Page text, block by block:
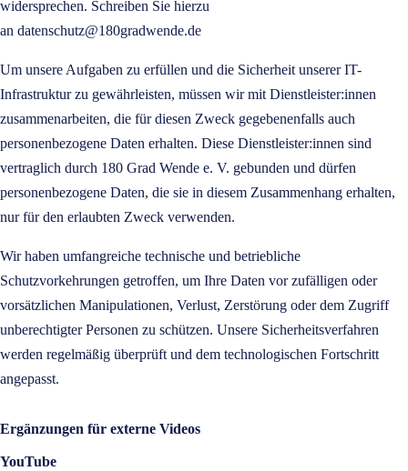
widersprechen. Schreiben Sie hierzu
an datenschutz@180gradwende.de
Um unsere Aufgaben zu erfüllen und die Sicherheit unserer IT-
Infrastruktur zu gewährleisten, müssen wir mit Dienstleister:innen
zusammenarbeiten, die für diesen Zweck gegebenenfalls auch
personenbezogene Daten erhalten. Diese Dienstleister:innen sind
vertraglich durch 180 Grad Wende e. V. gebunden und dürfen
personenbezogene Daten, die sie in diesem Zusammenhang erhalten,
nur für den erlaubten Zweck verwenden.
Wir haben umfangreiche technische und betriebliche
Schutzvorkehrungen getroffen, um Ihre Daten vor zufälligen oder
vorsätzlichen Manipulationen, Verlust, Zerstörung oder dem Zugriff
unberechtigter Personen zu schützen. Unsere Sicherheitsverfahren
werden regelmäßig überprüft und dem technologischen Fortschritt
angepasst.
Ergänzungen für externe Videos
YouTube